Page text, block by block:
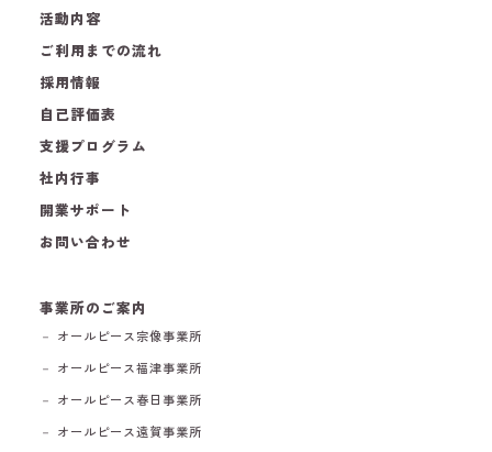
活動内容
ご利用までの流れ
採用情報
自己評価表
支援プログラム
社内行事
開業サポート
お問い合わせ
事業所のご案内
－ オールピース宗像事業所
－ オールピース福津事業所
－ オールピース春日事業所
－ オールピース遠賀事業所